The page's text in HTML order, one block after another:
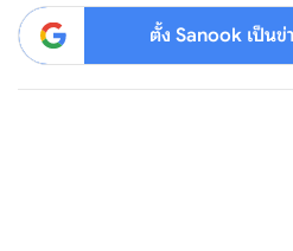
ตั้ง Sanook เป็น